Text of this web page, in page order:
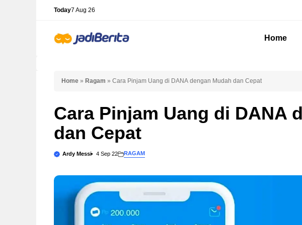
Today7 Aug 26
Home
Home » Ragam » Cara Pinjam Uang di DANA dengan Mudah dan Cepat
Cara Pinjam Uang di DANA
dan Cepat
Ardy Messi 4 Sep 22 RAGAM